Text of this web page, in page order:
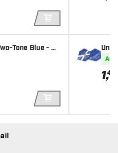
IN DEN
Tone Blue - Da
IN DEN
Auf
1,45